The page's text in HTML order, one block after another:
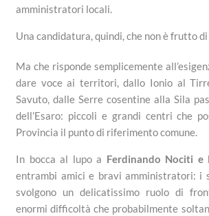
amministratori locali.
Una candidatura, quindi, che non è frutto
Ma che risponde semplicemente
dare voce ai territori, dallo Ionio al
Savuto, dalle Serre cosentine alla Sila
dell’Esaro: piccoli e grandi centri che
Provincia il punto di riferimento comune.
In bocca al lupo a Ferdinando Nociti e
entrambi amici e bravi amministratori: i
svolgono un delicatissimo ruolo di
enormi difficoltà che probabilmente